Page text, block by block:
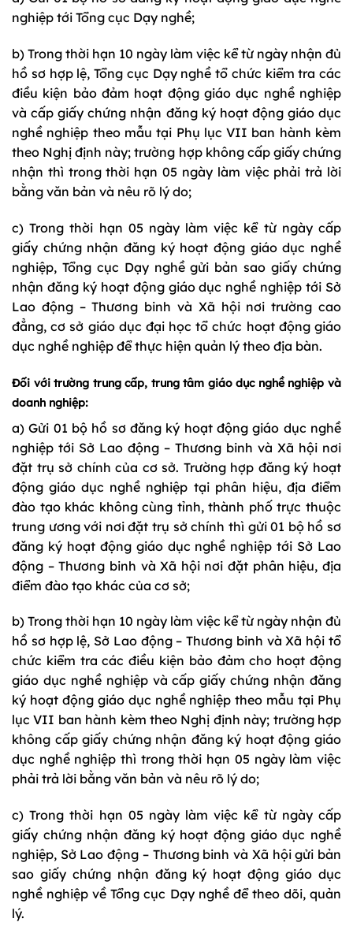
nghiệp tới Tổng cục Dạy nghề;
b) Trong thời hạn 10 ngày làm việc kể từ ngày nhận đủ
hồ sơ hợp lệ, Tổng cục Dạy nghề tổ chức kiểm tra các
điều kiện bảo đảm hoạt động giáo dục nghề nghiệp
và cấp giấy chứng nhận đăng ký hoạt động giáo dục
nghề nghiệp theo mẫu tại Phụ lục VII ban hành kèm
theo Nghị định này; trường hợp không cấp giấy chứng
nhận thì trong thời hạn 05 ngày làm việc phải trả lời
bằng văn bản và nêu rõ lý do;
c) Trong thời hạn 05 ngày làm việc kể từ ngày cấp
giấy chứng nhận đăng ký hoạt động giáo dục nghề
nghiệp, Tổng cục Dạy nghề gửi bản sao giấy chứng
nhận đăng ký hoạt động giáo dục nghề nghiệp tới Sở
Lao động – Thương binh và Xã hội nơi trường cao
đẳng, cơ sở giáo dục đại học tổ chức hoạt động giáo
dục nghề nghiệp để thực hiện quản lý theo địa bàn.
Đối với trường trung cấp, trung tâm giáo dục nghề nghiệp và
doanh nghiệp:
a) Gửi 01 bộ hồ sơ đăng ký hoạt động giáo dục nghề
nghiệp tới Sở Lao động – Thương binh và Xã hội nơi
đặt trụ sở chính của cơ sở. Trường hợp đăng ký hoạt
động giáo dục nghề nghiệp tại phân hiệu, địa điểm
đào tạo khác không cùng tỉnh, thành phố trực thuộc
trung ương với nơi đặt trụ sở chính thì gửi 01 bộ hồ sơ
đăng ký hoạt động giáo dục nghề nghiệp tới Sở Lao
động – Thương binh và Xã hội nơi đặt phân hiệu, địa
điểm đào tạo khác của cơ sở;
b) Trong thời hạn 10 ngày làm việc kể từ ngày nhận đủ
hồ sơ hợp lệ, Sở Lao động – Thương binh và Xã hội tổ
chức kiểm tra các điều kiện bảo đảm cho hoạt động
giáo dục nghề nghiệp và cấp giấy chứng nhận đăng
ký hoạt động giáo dục nghề nghiệp theo mẫu tại Phụ
lục VII ban hành kèm theo Nghị định này; trường hợp
không cấp giấy chứng nhận đăng ký hoạt động giáo
dục nghề nghiệp thì trong thời hạn 05 ngày làm việc
phải trả lời bằng văn bản và nêu rõ lý do;
c) Trong thời hạn 05 ngày làm việc kể từ ngày cấp
giấy chứng nhận đăng ký hoạt động giáo dục nghề
nghiệp, Sở Lao động – Thương binh và Xã hội gửi bản
sao giấy chứng nhận đăng ký hoạt động giáo dục
nghề nghiệp về Tổng cục Dạy nghề để theo dõi, quản
lý.